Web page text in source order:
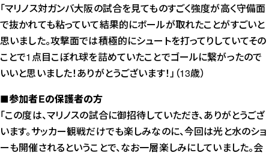
「マリノス対ガンバ大阪の試合を見てものすごく強度が高く守備面
で抜かれても粘っていて結果的にボールが取れたことがすごいと
思いました。攻撃面では積極的にシュートを打ってりしていてその
ことで1点目こぼれ球を詰めていたことでゴールに繋がったので
いいと思いました！ありがとうございます！」（13歳）
■参加者Eの保護者の方
「この度は、マリノスの試合に御招待していただき、ありがとうござ
います。サッカー観戦だけでも楽しみなのに、今回は光と水のショ
ーも開催されるということで、なお一層楽しみにしていました。会